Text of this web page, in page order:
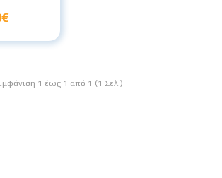
1 έως 1 από 1 (1 Σελ.)